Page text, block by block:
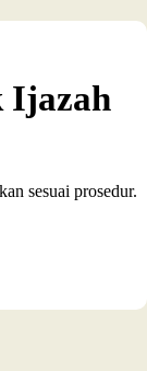
Ijazah
sesuai prosedur.